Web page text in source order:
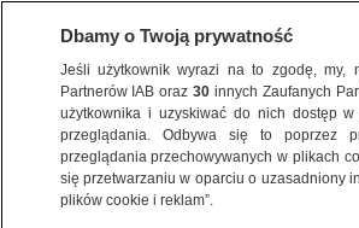
METEO
NAJNOWSZE
Dbamy o Twoją prywatność
Jeśli użytkownik wyrazi na to zgodę, my,
Partnerów IAB oraz30 innych Zaufanych
użytkownika i uzyskiwać do nich dostęp
przeglądania. Odbywa się to poprzez
przeglądania przechowywanych w plikach
się przetwarzaniu w oparciu o uzasadniony
plików cookie i reklam”.